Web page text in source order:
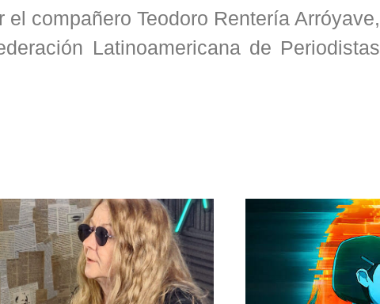
compañero Teodoro Rentería Arróyave,
Latinoamericana de Periodistas